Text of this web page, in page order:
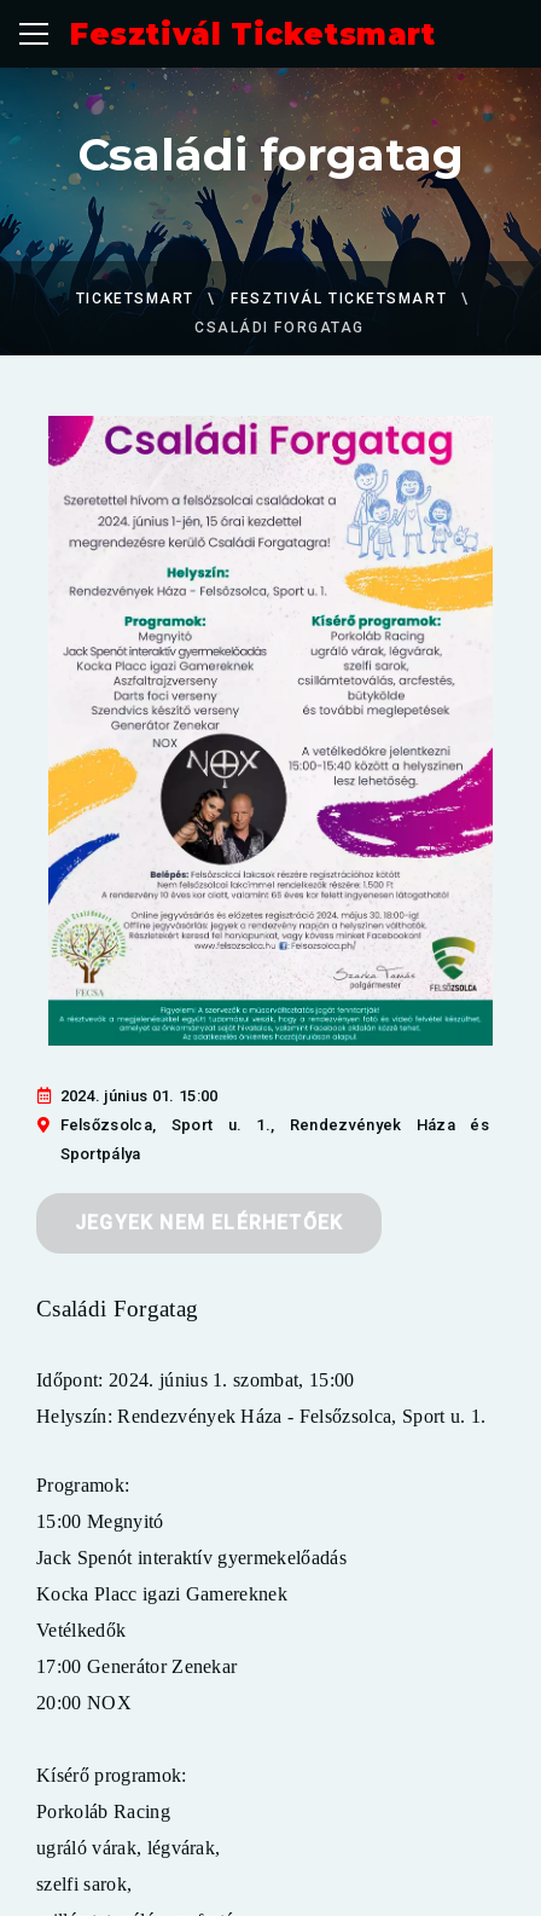
Fesztivál Ticketsmart
Családi forgatag
TICKETSMART
FESZTIVÁL TICKETSMART
CSALÁDI FORGATAG
2024. június 01. 15:00
Felsőzsolca, Sport u. 1., Rendezvények Háza és
Sportpálya
JEGYEK NEM ELÉRHETŐEK
Családi Forgatag
Időpont: 2024. június 1. szombat, 15:00
Helyszín: Rendezvények Háza - Felsőzsolca, Sport u. 1.
Programok:
15:00 Megnyitó
Jack Spenót interaktív gyermekelőadás
Kocka Placc igazi Gamereknek
Vetélkedők
17:00 Generátor Zenekar
20:00 NOX
Kísérő programok:
Porkoláb Racing
ugráló várak, légvárak,
szelfi sarok,